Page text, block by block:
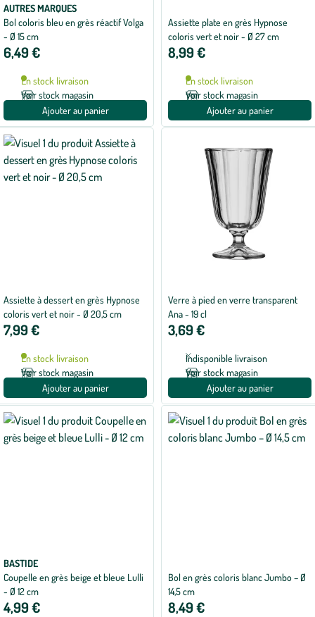
AUTRES MARQUES
Bol coloris bleu en grès réactif Volga
- Ø 15 cm
6,49 €
En stock livraison
Voir stock magasin
Ajouter au panier
Assiette plate en grès Hypnose
coloris vert et noir - Ø 27 cm
8,99 €
En stock livraison
Voir stock magasin
Ajouter au panier
Assiette à dessert en grès Hypnose
coloris vert et noir - Ø 20,5 cm
7,99 €
En stock livraison
Voir stock magasin
Ajouter au panier
Verre à pied en verre transparent
Ana - 19 cl
3,69 €
Indisponible livraison
Voir stock magasin
Ajouter au panier
BASTIDE
Coupelle en grès beige et bleue Lulli
- Ø 12 cm
4,99 €
Bol en grès coloris blanc Jumbo – Ø
14,5 cm
8,49 €